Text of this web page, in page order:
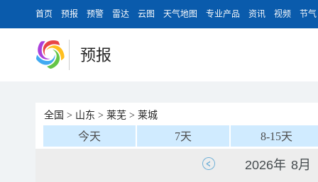
首页 预报 预警 雷达 云图 天气地图 专业产品 资讯 视频 节气
预报
全国 > 山东 > 莱芜 > 莱城
今天 7天 8-15天